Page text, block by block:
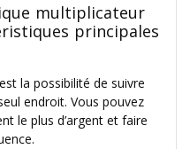
multiplicateur
principales
la possibilité de suivre
endroit. Vous pouvez
le plus d’argent et faire